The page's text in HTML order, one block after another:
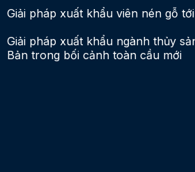
Giải pháp xuất khẩu viên nén gỗ
Giải pháp xuất khẩu ngành thủy
Bản trong bối cảnh toàn cầu mới